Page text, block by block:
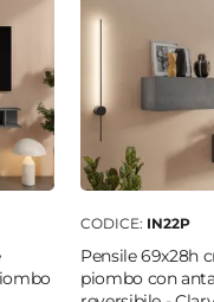
CODICE: IN22P
Pensile 69x28h
piombo con anta